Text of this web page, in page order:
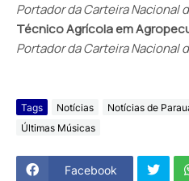
Portador da Carteira Nacional
Técnico Agrícola em
Portador da Carteira Nacional
Tags Notícias Notícias de
Últimas Músicas
Facebook